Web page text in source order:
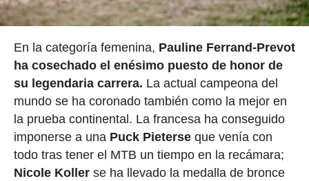
En la categoría femenina, Pauline Ferrand-Prevot
ha cosechado el enésimo puesto de honor de
su legendaria carrera. La actual campeona del
mundo se ha coronado también como la mejor en
la prueba continental. La francesa ha conseguido
imponerse a una Puck Pieterseque venía con
todo tras tener el MTB un tiempo en la recámara;
Nicole Kollerse ha llevado la medalla de bronce